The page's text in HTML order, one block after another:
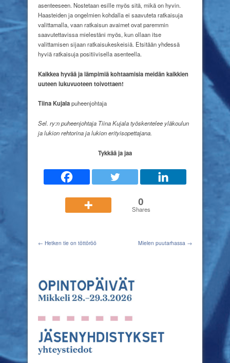
asenteeseen. Nostetaan esille myös sitä, mikä on hyvin.
Haasteiden ja ongelmien kohdalla ei saavuteta ratkaisuja
valittamalla, vaan ratkaisun avaimet ovat paremmin
saavutettavissa mielestäni myös, kun ollaan itse
valittamisen sijaan ratkaisukeskeisiä. Etsitään yhdessä
hyviä ratkaisuja positiivisella asenteella.
Kaikkea hyvää ja lämpimiä kohtaamisia meidän kaikkien
uuteen lukuvuoteen toivottaen!
Tiina Kujalapuheenjohtaja
Sel. ry:n puheenjohtaja Tiina Kujala työskentelee yläkoulun
ja lukion rehtorina ja lukion erityisopettajana.
Tykkää ja jaa
0
Shares
← Hetken tie on töttöröö Mielen puutarhassa →